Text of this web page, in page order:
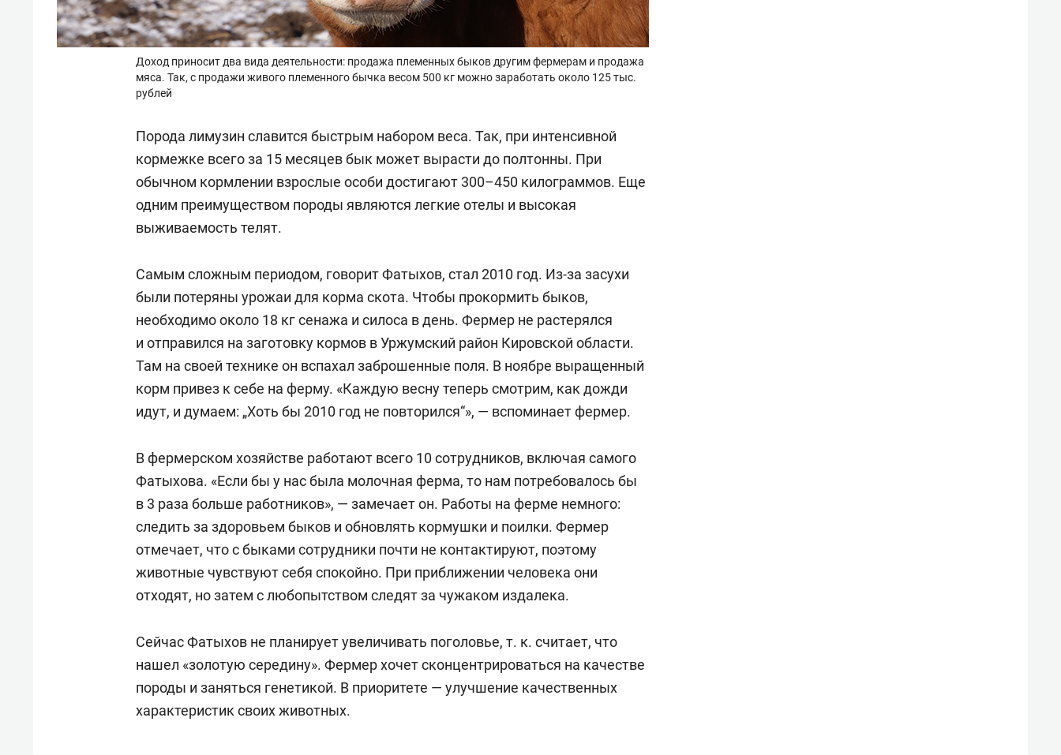
Доход приносит два вида деятельности: продажа племенных быков другим фермерам и продажа
мяса. Так, с продажи живого племенного бычка весом 500 кг можно заработать около 125 тыс.
рублей
Порода лимузин славится быстрым набором веса. Так, при интенсивной
кормежке всего за 15 месяцев бык может вырасти до полтонны. При
обычном кормлении взрослые особи достигают 300–450 килограммов. Еще
одним преимуществом породы являются легкие отелы и высокая
выживаемость телят.
Самым сложным периодом, говорит Фатыхов, стал 2010 год. Из-за засухи
были потеряны урожаи для корма скота. Чтобы прокормить быков,
необходимо около 18 кг сенажа и силоса в день. Фермер не растерялся
и отправился на заготовку кормов в Уржумский район Кировской области.
Там на своей технике он вспахал заброшенные поля. В ноябре выращенный
корм привез к себе на ферму. «Каждую весну теперь смотрим, как дожди
идут, и думаем: „Хоть бы 2010 год не повторился“», — вспоминает фермер.
В фермерском хозяйстве работают всего 10 сотрудников, включая самого
Фатыхова. «Если бы у нас была молочная ферма, то нам потребовалось бы
в 3 раза больше работников», — замечает он. Работы на ферме немного:
следить за здоровьем быков и обновлять кормушки и поилки. Фермер
отмечает, что с быками сотрудники почти не контактируют, поэтому
животные чувствуют себя спокойно. При приближении человека они
отходят, но затем с любопытством следят за чужаком издалека.
Сейчас Фатыхов не планирует увеличивать поголовье, т. к. считает, что
нашел «золотую середину». Фермер хочет сконцентрироваться на качестве
породы и заняться генетикой. В приоритете — улучшение качественных
характеристик своих животных.